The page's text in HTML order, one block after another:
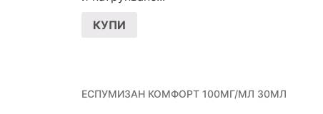
КУПИ
ЕСПУМИЗАН КОМФОРТ 100МГ/МЛ 30МЛ